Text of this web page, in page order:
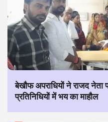
बेखौफ अपराधियों ने राजद नेता
प्रतिनिधियों में भय का माहौल